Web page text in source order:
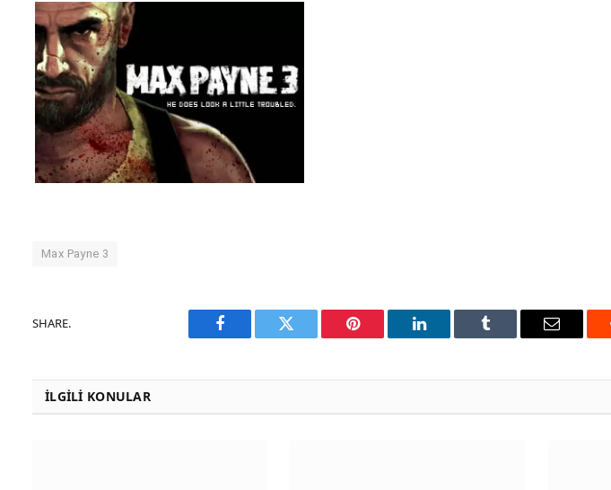
Max Payne 3
SHARE.
Facebook Twitter Pinterest LinkedIn Tumblr Email
İLGILI KONULAR